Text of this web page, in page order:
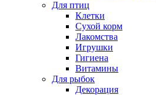
Для птиц
Клетки
Сухой корм
Лакомства
Игрушки
Гигиена
Витамины
Для рыбок
Декорация